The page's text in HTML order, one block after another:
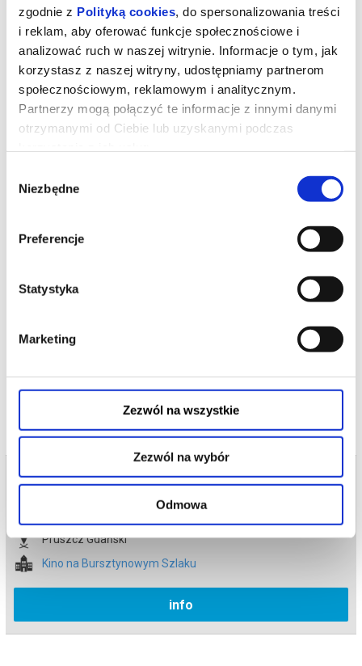
zgodnie z Polityką cookies, do spersonalizowania treści
i reklam, aby oferować funkcje społecznościowe i
analizować ruch w naszej witrynie. Informacje o tym, jak
korzystasz z naszej witryny, udostępniamy partnerom
społecznościowym, reklamowym i analitycznym.
Partnerzy mogą połączyć te informacje z innymi danymi
otrzymanymi od Ciebie lub uzyskanymi podczas
zgody
Niezbędne
Preferencje
Statystyka
Marketing
Zezwól na wszystkie
Zezwól na wybór
Odmowa
Mikey i Nicky
Nicky jest drobnym cwaniaczkiem, który wpadł w ogromne
tarapaty. Szuka go gangster, któremu mężczyzna jest winien duże
pieniądze. Ukrywa się w hotelu, skąd spanikowany dzwoni do
znajdą sposób, jak wyciągnąć Nicky'ego z kłopotów, muszą
zmierzyć się ze swoją przeszłością i zastanowić się nad wartością
przyjaźni.
Bezpieczne zakupy w Bilety24. W przypadku odwołania
podczas zakupu.
Bilety na termin:
27.06.2026 , g. 18:00 (sobota)
Pruszcz Gdański
Kino na Bursztynowym Szlaku
info